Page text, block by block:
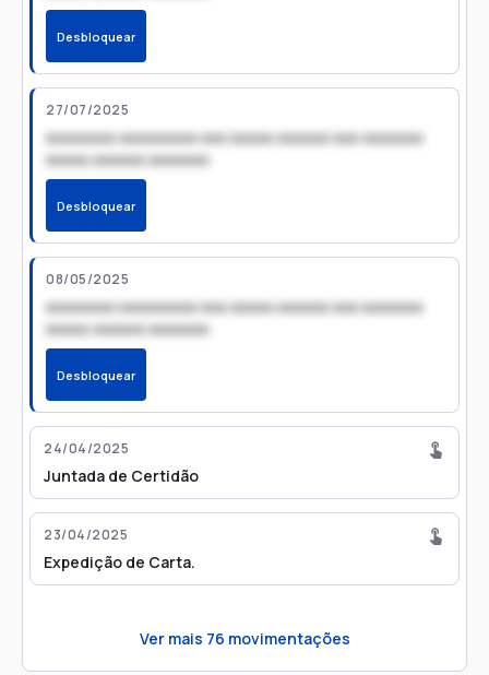
Desbloquear
27/07/2025
xxxxxxxx xxxxxxxxx xxx xxxxx xxxxxx xxx xxxxxxx
xxxxx xxxxxx xxxxxxx
Desbloquear
08/05/2025
xxxxxxxx xxxxxxxxx xxx xxxxx xxxxxx xxx xxxxxxx
xxxxx xxxxxx xxxxxxx
Desbloquear
24/04/2025
Juntada de Certidão
23/04/2025
Expedição de Carta.
Ver mais 76 movimentações